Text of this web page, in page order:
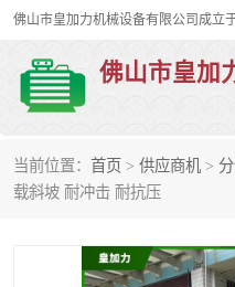
佛山市皇加
当前位置： 首页 > 供应商机 >
载斜坡 耐冲击 耐抗压
移动式登车桥
步行式电动堆高车